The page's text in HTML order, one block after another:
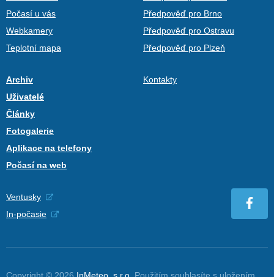
Počasí u vás
Webkamery
Teplotní mapa
Předpověď pro Brno
Předpověď pro Ostravu
Předpověď pro Plzeň
Archiv
Uživatelé
Články
Fotogalerie
Aplikace na telefony
Počasí na web
Kontakty
Ventusky
In-počasie
Copyright © 2026 InMeteo, s.r.o. Použitím souhlasíte s uložením